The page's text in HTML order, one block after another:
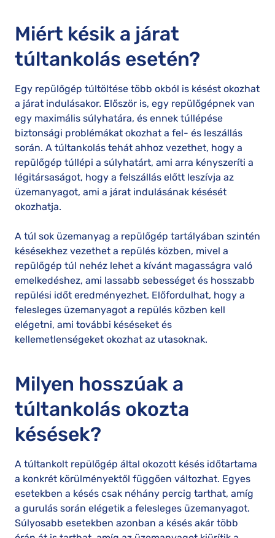
Miért késik a járat
túltankolás esetén?
Egy repülőgép túltöltése több okból is késést okozhat
a járat indulásakor. Először is, egy repülőgépnek van
egy maximális súlyhatára, és ennek túllépése
biztonsági problémákat okozhat a fel- és leszállás
során. A túltankolás tehát ahhoz vezethet, hogy a
repülőgép túllépi a súlyhatárt, ami arra kényszeríti a
légitársaságot, hogy a felszállás előtt leszívja az
üzemanyagot, ami a járat indulásának késését
okozhatja.
A túl sok üzemanyag a repülőgép tartályában szintén
késésekhez vezethet a repülés közben, mivel a
repülőgép túl nehéz lehet a kívánt magasságra való
emelkedéshez, ami lassabb sebességet és hosszabb
repülési időt eredményezhet. Előfordulhat, hogy a
felesleges üzemanyagot a repülés közben kell
elégetni, ami további késéseket és
kellemetlenségeket okozhat az utasoknak.
Milyen hosszúak a
túltankolás okozta
késések?
A túltankolt repülőgép által okozott késés időtartama
a konkrét körülményektől függően változhat. Egyes
esetekben a késés csak néhány percig tarthat, amíg
a gurulás során elégetik a felesleges üzemanyagot.
Súlyosabb esetekben azonban a késés akár több